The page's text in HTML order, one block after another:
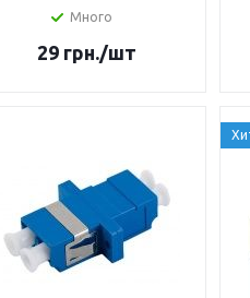
Много
29 грн./шт